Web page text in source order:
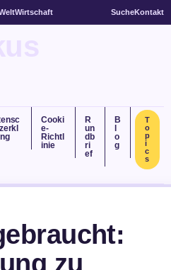
Wirtschaft SucheKontakt
Cooki
e-
Richtl
inie
R
un
db
ri
ef
B
o
g
T
o
p
i
c
s
zu